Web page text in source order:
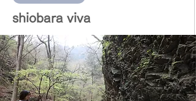
shiobara viva